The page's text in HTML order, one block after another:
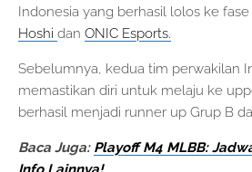
Indonesia yang berhasil lolos ke
Hoshi dan ONIC Esports.
Sebelumnya, kedua tim perwakilan
memastikan diri untuk melaju ke
berhasil menjadi runner up Grup B
Baca Juga: Playoff M4 MLBB: